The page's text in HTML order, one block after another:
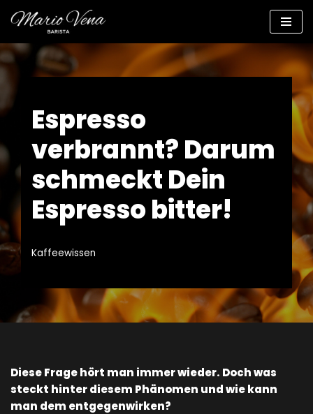
Inhalt
springen
Espresso
verbrannt? Darum
schmeckt Dein
Espresso bitter!
Kaffeewissen
Diese Frage hört man immer wieder. Doch was
steckt hinter diesem Phänomen und wie kann
man dem entgegenwirken?